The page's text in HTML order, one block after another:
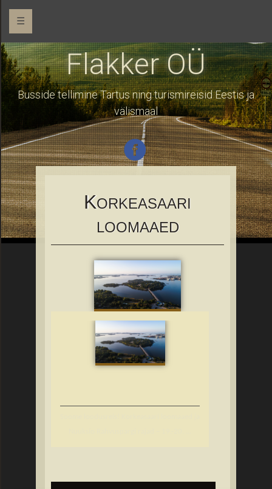
☰
Flakker OÜ
Busside tellimine Tartus ning turismireisid Eestis ja
välismaal
KORKEASAARI
LOOMAAED